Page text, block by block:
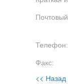
Телефон:
Факс:
<< Назад